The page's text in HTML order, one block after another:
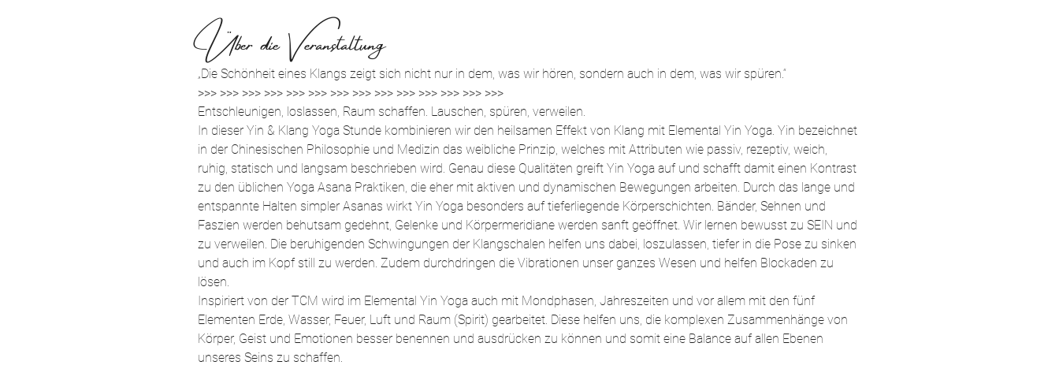
Über die Veranstaltung
„Die Schönheit eines Klangs zeigt sich nicht nur in dem, was wir hören, sondern auch in dem, was wir spüren.“
>>> >>> >>> >>> >>> >>> >>> >>> >>> >>> >>> >>> >>> >>>
Entschleunigen, loslassen, Raum schaffen. Lauschen, spüren, verweilen.
In dieser Yin & Klang Yoga Stunde kombinieren wir den heilsamen Effekt von Klang mit Elemental Yin Yoga. Yin bezeichnet
in der Chinesischen Philosophie und Medizin das weibliche Prinzip, welches mit Attributen wie passiv, rezeptiv, weich,
ruhig, statisch und langsam beschrieben wird. Genau diese Qualitäten greift Yin Yoga auf und schafft damit einen Kontrast
zu den üblichen Yoga Asana Praktiken, die eher mit aktiven und dynamischen Bewegungen arbeiten. Durch das lange und
entspannte Halten simpler Asanas wirkt Yin Yoga besonders auf tieferliegende Körperschichten. Bänder, Sehnen und
Faszien werden behutsam gedehnt, Gelenke und Körpermeridiane werden sanft geöffnet. Wir lernen bewusst zu SEIN und
zu verweilen. Die beruhigenden Schwingungen der Klangschalen helfen uns dabei, loszulassen, tiefer in die Pose zu sinken
und auch im Kopf still zu werden. Zudem durchdringen die Vibrationen unser ganzes Wesen und helfen Blockaden zu
lösen.
Inspiriert von der TCM wird im Elemental Yin Yoga auch mit Mondphasen, Jahreszeiten und vor allem mit den fünf
Elementen Erde, Wasser, Feuer, Luft und Raum (Spirit) gearbeitet. Diese helfen uns, die komplexen Zusammenhänge von
Körper, Geist und Emotionen besser benennen und ausdrücken zu können und somit eine Balance auf allen Ebenen
unseres Seins zu schaffen.